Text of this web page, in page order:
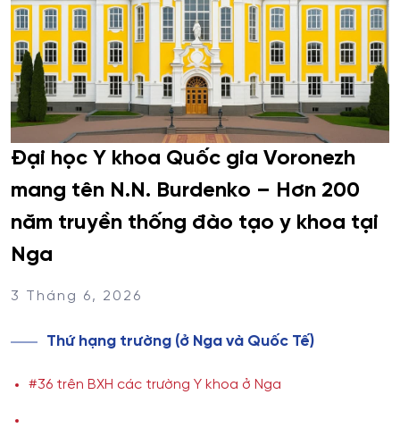
Đại học Y khoa Quốc gia Voronezh
mang tên N.N. Burdenko – Hơn 200
năm truyền thống đào tạo y khoa tại
Nga
3 Tháng 6, 2026
Thứ hạng trường (ở Nga và Quốc Tế)
#36 trên BXH các trường Y khoa ở Nga